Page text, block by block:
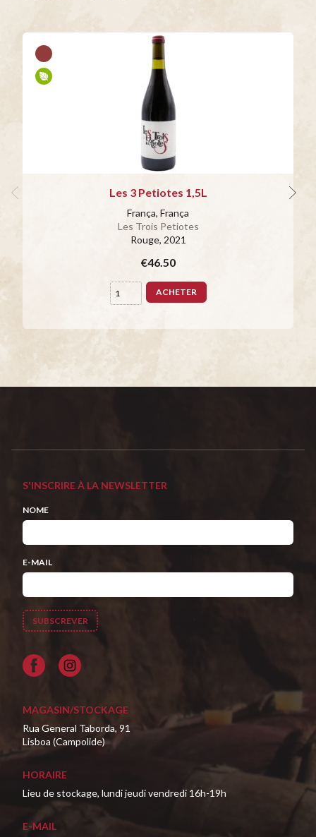
Les 3 Petiotes 1,5L
França, França
Les Trois Petiotes
Rouge, 2021
€46.50
ACHETER
S'INSCRIRE À LA NEWSLETTER
NOME
E-MAIL
Facebook
MAGASIN/STOCKAGE
Rua General Taborda, 91
Lisboa (Campolide)
HORAIRE
Lieu de stockage, lundi jeudi vendredi 16h-19h
E-MAIL